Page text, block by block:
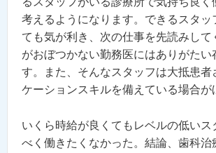
考えるようになります。できるスタッ
ても気が利き、次の仕事を先読みして
がおぼつかない勤務医にはありがたい
す。また、そんなスタッフは大抵患者
ケーションスキルを備えている場合が
いくら時給が良くてもレベルの低いス
べく働きたくなかった。結論、歯科治